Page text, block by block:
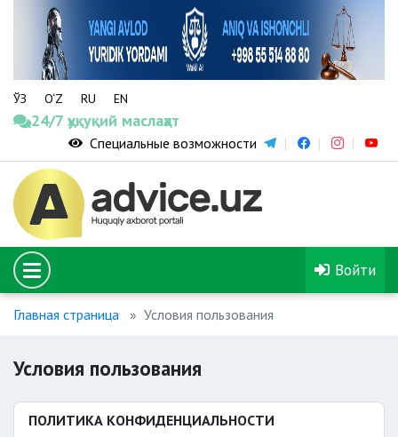
ЎЗ O‘Z RU EN
24/7 ҳуқуқий маслаҳат
Специальные возможности
Войти
Главная страница Условия пользования
Условия пользования
ПОЛИТИКА КОНФИДЕНЦИАЛЬНОСТИ